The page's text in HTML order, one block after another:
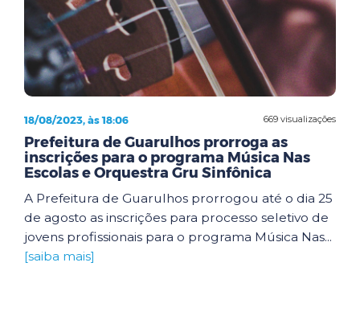
669 visualizações
18/08/2023, às 18:06
Prefeitura de Guarulhos prorroga as
inscrições para o programa Música Nas
Escolas e Orquestra Gru Sinfônica
A Prefeitura de Guarulhos prorrogou até o dia 25
de agosto as inscrições para processo seletivo de
jovens profissionais para o programa Música Nas...
[saiba mais]